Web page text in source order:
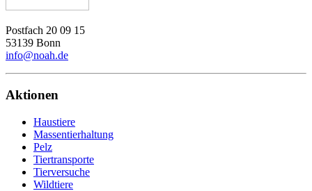
Postfach 20 09 15
53139 Bonn
info@noah.de
Aktionen
Haustiere
Massentierhaltung
Pelz
Tiertransporte
Tierversuche
Wildtiere